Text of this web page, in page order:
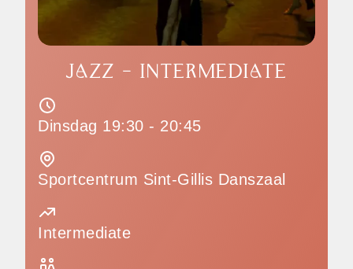
JAZZ - INTERMEDIATE
Dinsdag 19:30 - 20:45
Sportcentrum Sint-Gillis Danszaal
Intermediate